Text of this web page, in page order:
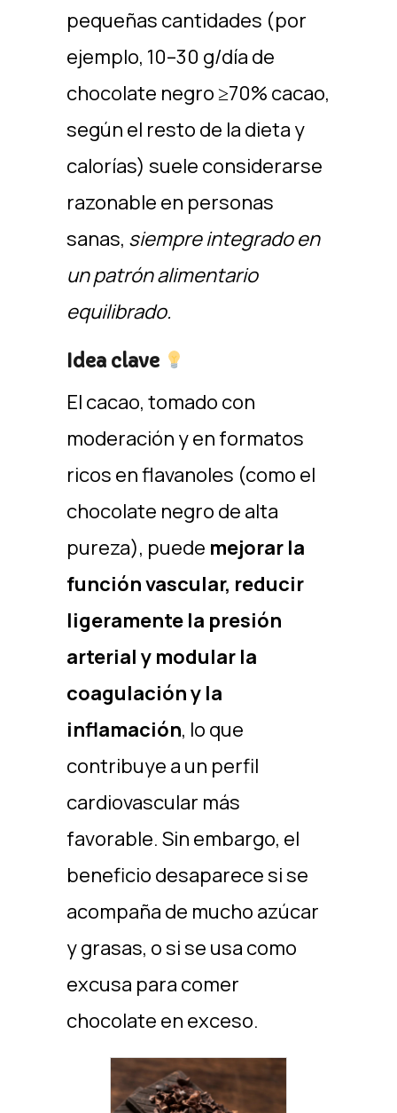
pequeñas cantidades (por
ejemplo, 10–30 g/día de
chocolate negro ≥70% cacao,
según el resto de la dieta y
calorías) suele considerarse
razonable en personas
sanas, siempre integrado en
un patrón alimentario
equilibrado.
Idea clave
El cacao, tomado con
moderación y en formatos
ricos en flavanoles (como el
chocolate negro de alta
pureza), puede mejorar la
función vascular, reducir
ligeramente la presión
arterial y modular la
coagulación y la
inflamación, lo que
contribuye a un perfil
cardiovascular más
favorable. Sin embargo, el
beneficio desaparece si se
acompaña de mucho azúcar
y grasas, o si se usa como
excusa para comer
chocolate en exceso.